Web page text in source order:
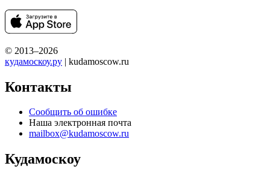
© 2013–2026
кудамоскоу.ру | kudamoscow.ru
Контакты
Сообщить об ошибке
Наша электронная почта
mailbox@kudamoscow.ru
Кудамоскоу